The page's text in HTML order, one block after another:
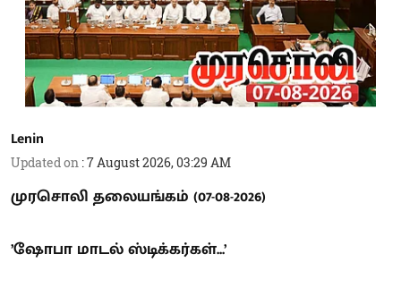
Lenin
Updated on :7 August 2026, 03:29 AM
முரசொலி தலையங்கம் (07-08-2026)
’ஷோபா மாடல் ஸ்டிக்கர்கள்...’